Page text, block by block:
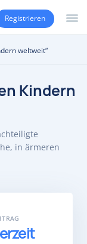
Registrieren
weltweit“
Kindern
in ärmeren